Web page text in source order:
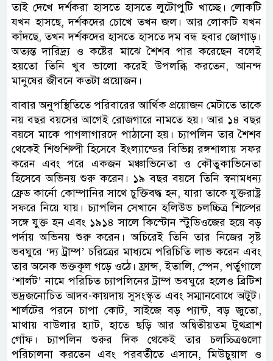
তাই দেখে দর্শকরা হাসতে হাসতে লুটোপুটি খাচ্ছে। লোকটি
যখন হাসছে, দর্শকদের চোখে তখন জল। আর লোকটি যখন
কাঁদছে, তখন দর্শকদের হাসতে হাসতে দম বন্ধ হবার জোগাড়।
অত্যন্ত দারিদ্র্য ও কষ্টের মাঝে শৈশব পার করেছেন বলেই
হয়তো তিনি খুব ভালো করেই উপলব্ধি করতেন, আনন্দ
মানুষের জীবনে কতটা প্রয়োজন।
বাবার অনুপস্থিতিতে পরিবারের আর্থিক প্রয়োজন মেটাতে তাকে
নয় বছর বয়সের আগেই রোজগারে নামতে হয়। আর ১৪ বছর
বয়সে মাকে পাগলাগারদে পাঠানো হয়। চ্যাপলিন তার শৈশব
থেকেই শিশুশিল্পী হিসেবে ইংল্যান্ডের বিভিন্ন রঙ্গশালায় সফর
করেন এবং পরে একজন মঞ্চাভিনেতা ও কৌতুকাভিনেতা
হিসেবে অভিনয় শুরু করেন। ১৯ বছর বয়সে তিনি স্বনামধন্য
ফ্রেড কার্নো কোম্পানির সাথে চুক্তিবদ্ধ হন, যারা তাকে যুক্তরাষ্ট্র
সফরে নিয়ে যায়। চ্যাপলিন সেখানে হলিউড চলচ্চিত্র শিল্পের
সঙ্গে যুক্ত হন এবং ১৯১৪ সালে কিস্টোন স্টুডিওজের হয়ে বড়
পর্দায় অভিনয় শুরু করেন। অচিরেই তিনি তার নিজের সৃষ্ট
ভবঘুরে ‘দ্য ট্রাম্প’ চরিত্রের মাধ্যমে পরিচিতি লাভ করেন এবং
তার অনেক ভক্তকূল গড়ে ওঠে। ফ্রান্স, ইতালি, স্পেন, পর্তুগালে
‘শার্লট’ নামে পরিচিত চ্যাপলিনের ট্রাম্প ভবঘুরে হলেও ব্রিটিশ
ভদ্রজনোচিত আদব-কায়দায় সুসংস্কৃত এবং সম্মানবোধে অটুট।
শার্লটের পরনে চাপা কোট, সাইজে বড় প্যান্ট, বড় জুতো,
মাথায় বাউলার হ্যাট, হাতে ছড়ি আর অদ্বিতীয়তম টুথব্রাশ
গোঁফ। চ্যাপলিন শুরুর দিক থেকেই তার চলচ্চিত্রগুলো
পরিচালনা করতেন এবং পরবর্তীতে এসানে, মিউচুয়াল ও